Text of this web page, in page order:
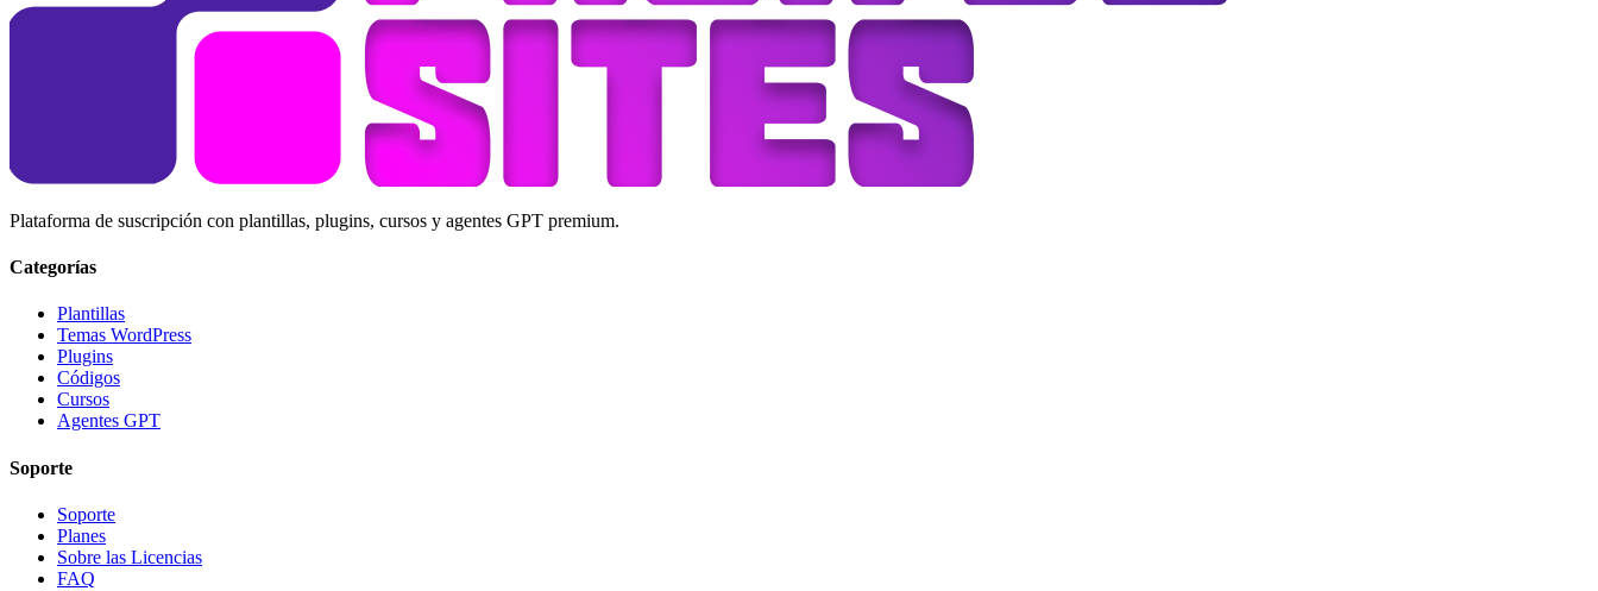
Plataforma de suscripción con plantillas, plugins, cursos y agentes GPT premium.
Categorías
Plantillas
Temas WordPress
Plugins
Códigos
Cursos
Agentes GPT
Soporte
Soporte
Planes
Sobre las Licencias
FAQ